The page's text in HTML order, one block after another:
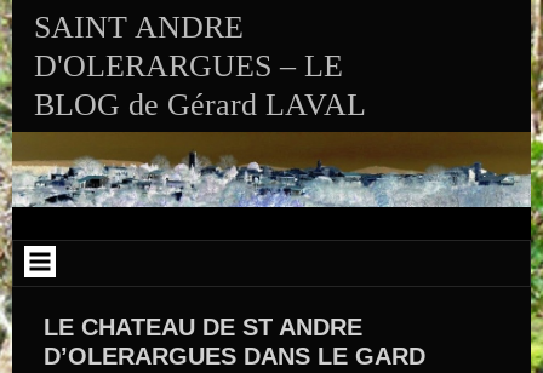
SAINT ANDRE
D'OLERARGUES – LE
BLOG de Gérard LAVAL
LE CHATEAU DE ST ANDRE
D’OLERARGUES DANS LE GARD